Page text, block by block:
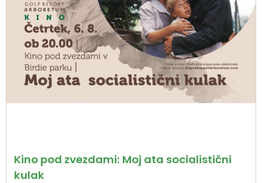
Kino pod zvezdami: Moj ata socialistični
kulak